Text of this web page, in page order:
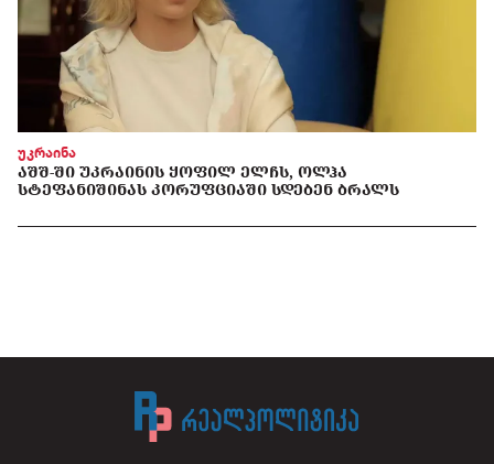
უკრაინა
ᲐᲨᲨ-ᲨᲘ ᲣᲙᲠᲐᲘᲜᲘᲡ ᲧᲝᲤᲘᲚ ᲔᲚᲩᲡ, ᲝᲚᲰᲐ
ᲡᲢᲔᲤᲐᲜᲘᲨᲘᲜᲐᲡ ᲙᲝᲠᲣᲤᲪᲘᲐᲨᲘ ᲡᲓᲔᲑᲔᲜ ᲑᲠᲐᲚᲡ